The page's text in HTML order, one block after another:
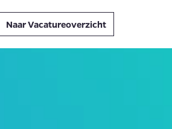
Naar Vacatureoverzicht